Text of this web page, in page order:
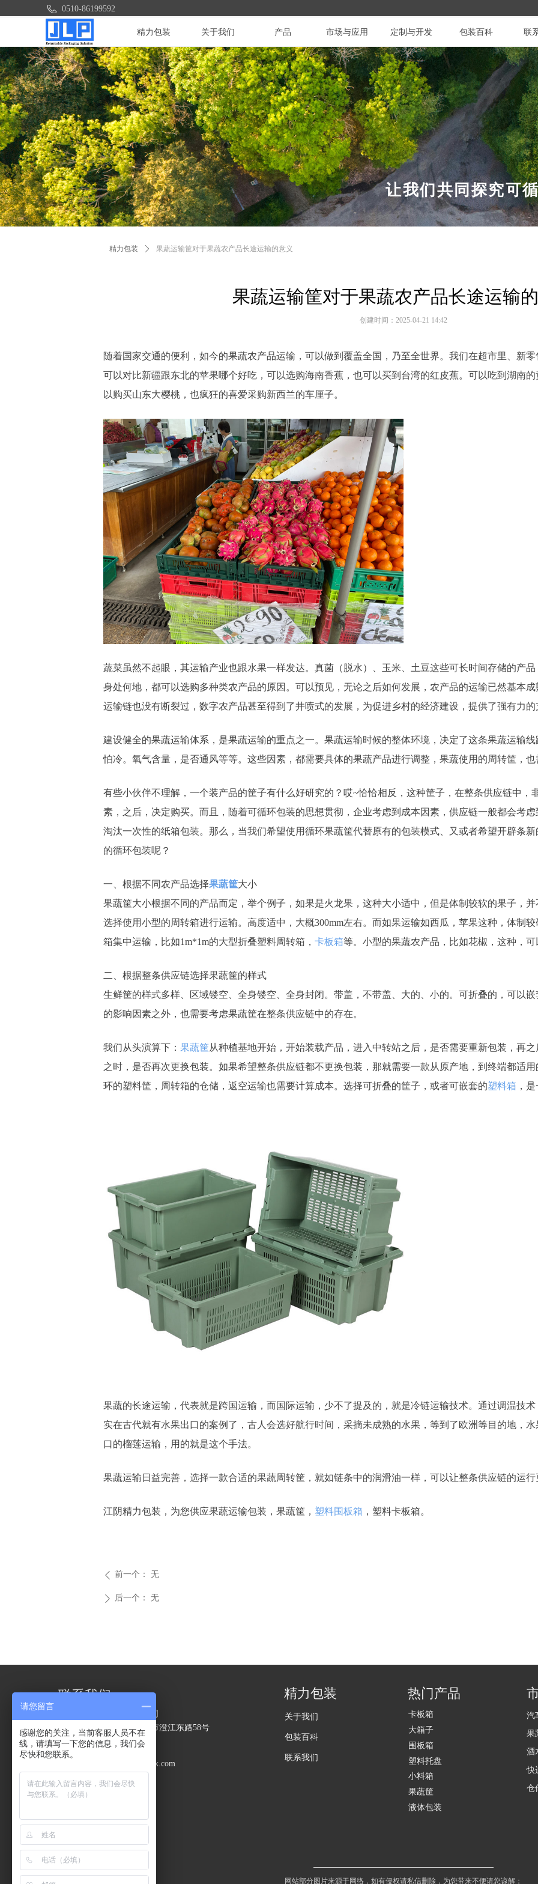
精力包装 关于我们 产品 市场与应用 定制与开发 包装百科 联
0510-86199592
果蔬运输筐对于果蔬农产品长途运输
随着国家交通的便利，如今的果蔬农产品运输，可以做到覆盖全国，乃至全世界。我们在超市里、新
可以对比新疆跟东北的苹果哪个好吃，可以选购海南香蕉，也可以买到台湾的红皮蕉。可以吃到湖南
以购买山东大樱桃，也疯狂的喜爱采购新西兰的车厘子。
蔬菜虽然不起眼，其运输产业也跟水果一样发达。真菌（脱水）、玉米、土豆这些可长时间存储的产
身处何地，都可以选购多种类农产品的原因。可以预见，无论之后如何发展，农产品的运输已然基本
运输链也没有断裂过，数字农产品甚至得到了井喷式的发展，为促进乡村的经济建设，提供了强有力的
建设健全的果蔬运输体系，是果蔬运输的重点之一。果蔬运输时候的整体环境，决定了这条果蔬运输
怕冷。氧气含量，是否通风等等。这些因素，都需要具体的果蔬产品进行调整，果蔬使用的周转筐，也
有些小伙伴不理解，一个装产品的筐子有什么好研究的？哎~恰恰相反，这种筐子，在整条供应链中，
素，之后，决定购买。而且，随着可循环包装的思想贯彻，企业考虑到成本因素，供应链一般都会考
淘汰一次性的纸箱包装。那么，当我们希望使用循环果蔬筐代替原有的包装模式、又或者希望开辟条
的循环包装呢？
一、根据不同农产品选择果蔬筐大小
果蔬筐大小根据不同的产品而定，举个例子，如果是火龙果，这种大小适中，但是体制较软的果子，
选择使用小型的周转箱进行运输。高度适中，大概300mm左右。而如果运输如西瓜，苹果这种，体制
箱集中运输，比如1m*1m的大型折叠塑料周转箱， 卡板箱等。小型的果蔬农产品，比如花椒，这种，可
二、根据整条供应链选择果蔬筐的样式
生鲜筐的样式多样、区域镂空、全身镂空、全身封闭。带盖，不带盖、大的、小的。可折叠的，可以
的影响因素之外，也需要考虑果蔬筐在整条供应链中的存在。
我们从头演算下： 果蔬筐从种植基地开始，开始装载产品，进入中转站之后，是否需要重新包装，再
之时，是否再次更换包装。如果希望整条供应链都不更换包装，那就需要一款从原产地，到终端都适
环的塑料筐，周转箱的仓储，返空运输也需要计算成本。选择可折叠的筐子，或者可嵌套的塑料箱 ，
果蔬的长途运输，代表就是跨国运输，而国际运输，少不了提及的，就是冷链运输技术。通过调温技
实在古代就有水果出口的案例了，古人会选好航行时间，采摘未成熟的水果，等到了欧洲等目的地，
口的榴莲运输，用的就是这个手法。
果蔬运输日益完善，选择一款合适的果蔬周转筐，就如链条中的润滑油一样，可以让整条供应链的运行
江阴精力包装，为您供应果蔬运输包装，果蔬筐， 塑料围板箱 ，塑料卡板箱。
让我们共同探究可
ꄴ 前一个： 无
ꄲ 后一个： 无
创建时间： 2025-04-21 14:42
精力包装 ꄲ 果蔬运输筐对于果蔬农产品长途运输的意义
网站部分图片来源于网络，如有侵权请私信删除，为您带来不便请您谅解；
地址：江苏省无锡市江阴市澄江东路58号
电话：0510-86199592
手机：
jinglipack@jinglipack.com
联系我们
江阴精力包装技术有限公司
精力包装
关于我们
包装百科
联系我们
热门产品
卡板箱
大箱子
围板箱
塑料托盘
小料箱
果蔬筐
液体包装
汽
果
酒
快
仓
请您留言
感谢您的关注，当前客服人员不在
线，请填写一下您的信息，我们会
尽快和您联系。